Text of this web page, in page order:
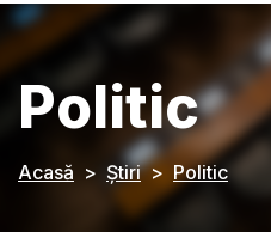
Politic
Acasă Știri Politic